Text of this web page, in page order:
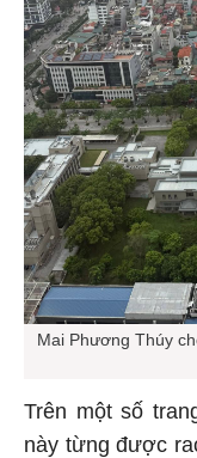
Mai Phương Thúy
Trên một số
này từng được